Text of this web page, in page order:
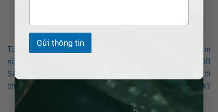
Gửi thông tin
Tài sản chung thì chia thế
nào khi ly hôn? Luật sư ADB
SAIGON hỗ trợ chia tài sản
chung tại Huyện Vĩnh Thuận.
Có thay đổi quyền nuôi con
được không? Luật sư ADB
SAIGON hướng dẫn thay đổi
quyền nuôi con ở Đắk Lắk?